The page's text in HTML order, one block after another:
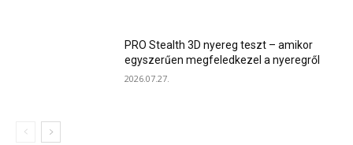
PRO Stealth 3D nyereg teszt – amikor
egyszerűen megfeledkezel a nyeregről
2026.07.27.